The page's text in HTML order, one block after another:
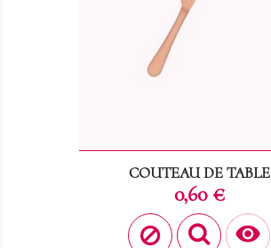
COUTEAU DE TABLE
Prix
0,60 €
